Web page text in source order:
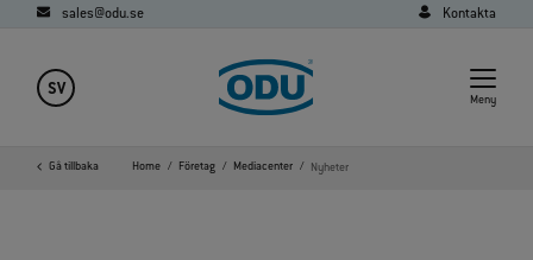
sales@odu.se Kontakta
SV
Meny
Gå tillbaka Home Företag Mediacenter Nyheter